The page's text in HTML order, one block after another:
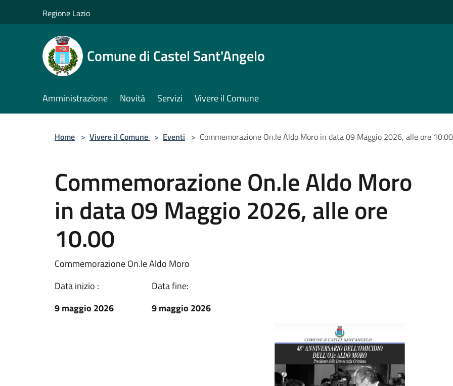
Regione Lazio
Comune di Castel Sant'Angelo
Amministrazione Novità Servizi Vivere il Comune
Home > Vivere il Comune > Eventi > Commemorazione On.le Aldo Moro in data 09 Maggio 2026, alle ore 10.00
Commemorazione On.le Aldo Moro
in data 09 Maggio 2026, alle ore
10.00
Commemorazione On.le Aldo Moro
Data inizio :
9 maggio 2026
Data fine:
9 maggio 2026